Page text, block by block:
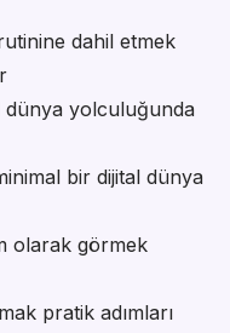
dahil etmek
dünya yolculuğunda
bir dijital dünya
olarak görmek
pratik adımları